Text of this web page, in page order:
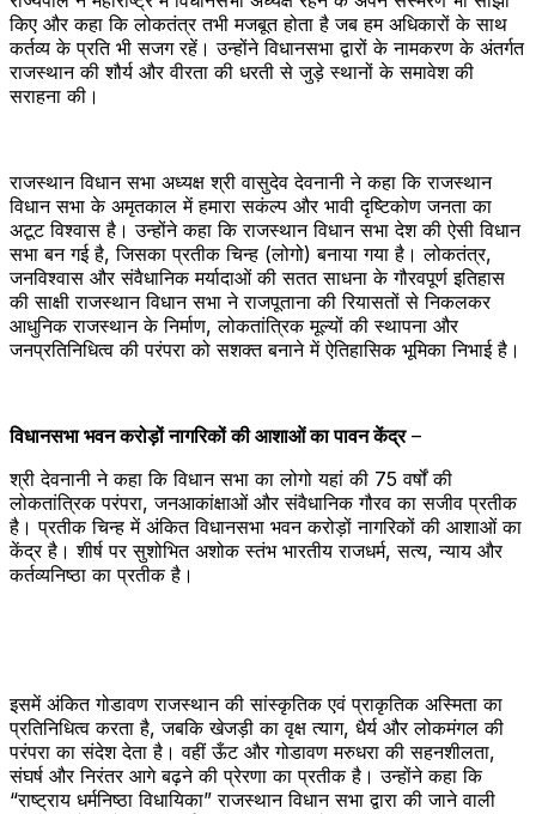
किए और कहा कि लोकतंत्र तभी मजबूत होता है जब हम अधिकारों के साथ
कर्तव्य के प्रति भी सजग रहें। उन्होंने विधानसभा द्वारों के नामकरण के अंतर्गत
राजस्थान की शौर्य और वीरता की धरती से जुड़े स्थानों के समावेश की
सराहना की।
राजस्‍थान विधान सभा अध्‍यक्ष श्री वासुदेव देवनानी ने कहा कि राजस्‍थान
विधान सभा के अमृतकाल में हमारा सकंल्‍प और भावी दृष्टिकोण जनता का
अटूट विश्‍वास है। उन्‍होंने कहा कि राजस्‍थान विधान सभा देश की ऐसी विधान
सभा बन गई है, जिसका प्रतीक चिन्‍ह (लोगो) बनाया गया है। लोकतंत्र,
जनविश्वास और संवैधानिक मर्यादाओं की सतत साधना के गौरवपूर्ण इतिहास
की साक्षी राजस्‍थान विधान सभा ने राजपूताना की रियासतों से निकलकर
आधुनिक राजस्थान के निर्माण, लोकतांत्रिक मूल्यों की स्थापना और
जनप्रतिनिधित्व की परंपरा को सशक्त बनाने में ऐतिहासिक भूमिका निभाई है।
विधानसभा भवन करोड़ों नागरिकों की आशाओं का पावन केंद्र–
श्री देवनानी ने कहा कि विधान सभा का लोगो यहां की 75 वर्षों की
लोकतांत्रिक परंपरा, जनआकांक्षाओं और संवैधानिक गौरव का सजीव प्रतीक
है। प्रतीक चिन्‍ह में अंकित विधानसभा भवन करोड़ों नागरिकों की आशाओं का
केंद्र है। शीर्ष पर सुशोभित अशोक स्तंभ भारतीय राजधर्म, सत्य, न्याय और
कर्तव्यनिष्ठा का प्रतीक है।
इसमें अंकित गोडावण राजस्थान की सांस्कृतिक एवं प्राकृतिक अस्मिता का
प्रतिनिधित्व करता है, जबकि खेजड़ी का वृक्ष त्याग, धैर्य और लोकमंगल की
परंपरा का संदेश देता है। वहीं ऊँट और गोडावण मरुधरा की सहनशीलता,
संघर्ष और निरंतर आगे बढ़ने की प्रेरणा का प्रतीक है। उन्होंने कहा कि
“राष्‍ट्राय धर्मनिष्‍ठा विधायिका” राजस्थान विधान सभा द्वारा की जाने वाली